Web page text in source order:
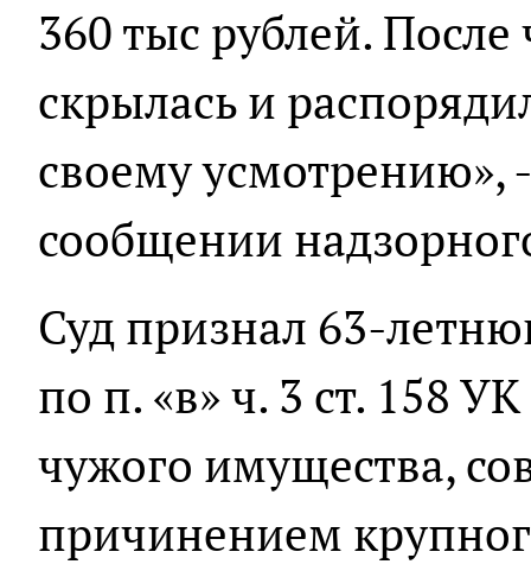
360 тыс рублей.
скрылась и
своему усмотрению»,
сообщении
Суд признал 63-
по п. «в» ч. 3 ст. 158
чужого имущества,
причинением